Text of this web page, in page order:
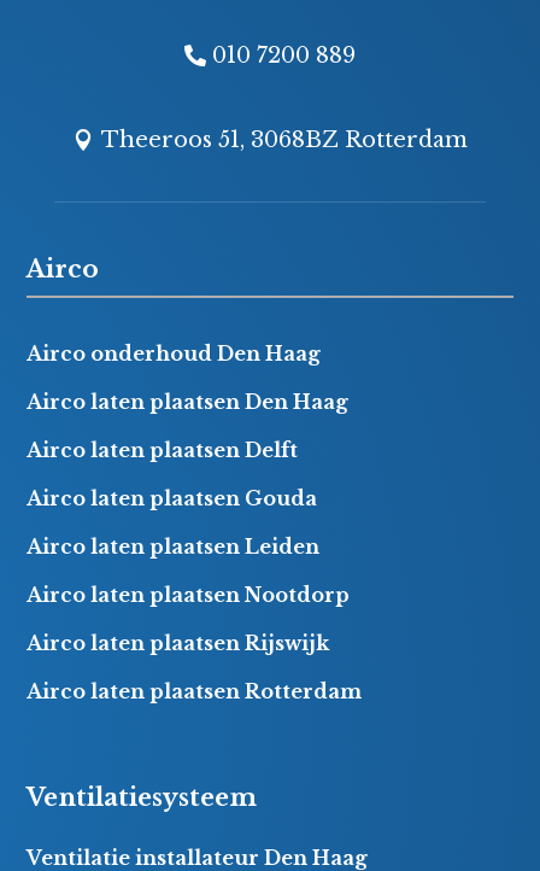
010 7200 889
Theeroos 51, 3068BZ Rotterdam
Airco
Airco onderhoud Den Haag
Airco laten plaatsen Den Haag
Airco laten plaatsen Delft
Airco laten plaatsen Gouda
Airco laten plaatsen Leiden
Airco laten plaatsen Nootdorp
Airco laten plaatsen Rijswijk
Airco laten plaatsen Rotterdam
Ventilatiesysteem
Ventilatie installateur Den Haag